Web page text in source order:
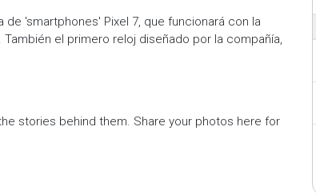
'smartphones' Pixel 7, que funcionará con la
el primero reloj diseñado por la compañía,
stories behind them. Share your photos here for